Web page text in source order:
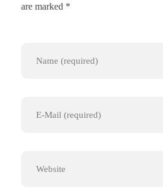
are marked *